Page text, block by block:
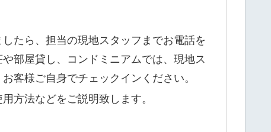
たら、担当の現地スタッフまでお電話を
部屋貸し、コンドミニアムでは、現地ス
客様ご自身でチェックインください。
方法などをご説明致します。